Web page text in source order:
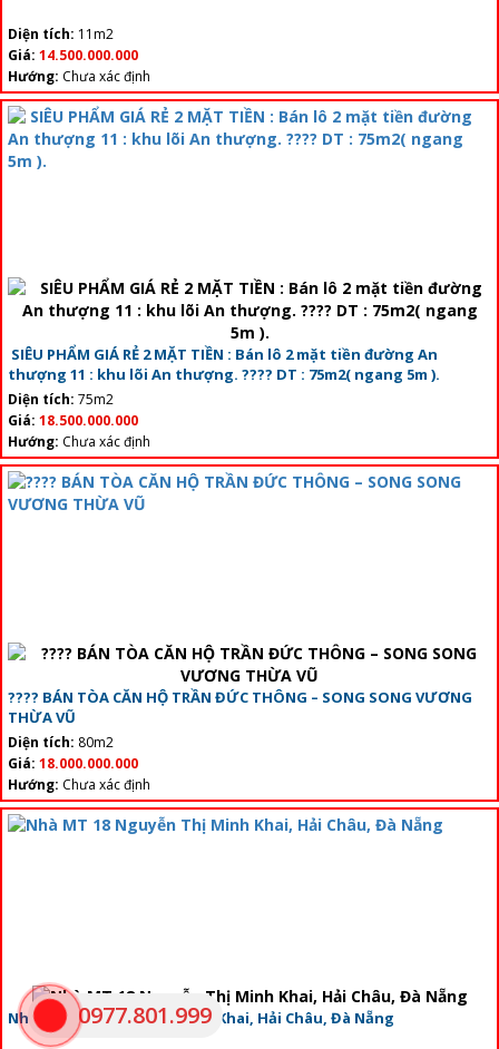
Diện tích: 11m2
Giá: 14.500.000.000
Hướng: Chưa xác định
SIÊU PHẨM GIÁ RẺ 2 MẶT TIỀN : Bán lô 2 mặt tiền đường An
thượng 11 : khu lõi An thượng. ???? DT : 75m2( ngang 5m ).
Diện tích: 75m2
Giá: 18.500.000.000
Hướng: Chưa xác định
???? BÁN TÒA CĂN HỘ TRẦN ĐỨC THÔNG – SONG SONG VƯƠNG
THỪA VŨ
Diện tích: 80m2
Giá: 18.000.000.000
Hướng: Chưa xác định
Nhà MT 18 Nguyễn Thị Minh Khai, Hải Châu, Đà Nẵng
0977.801.999